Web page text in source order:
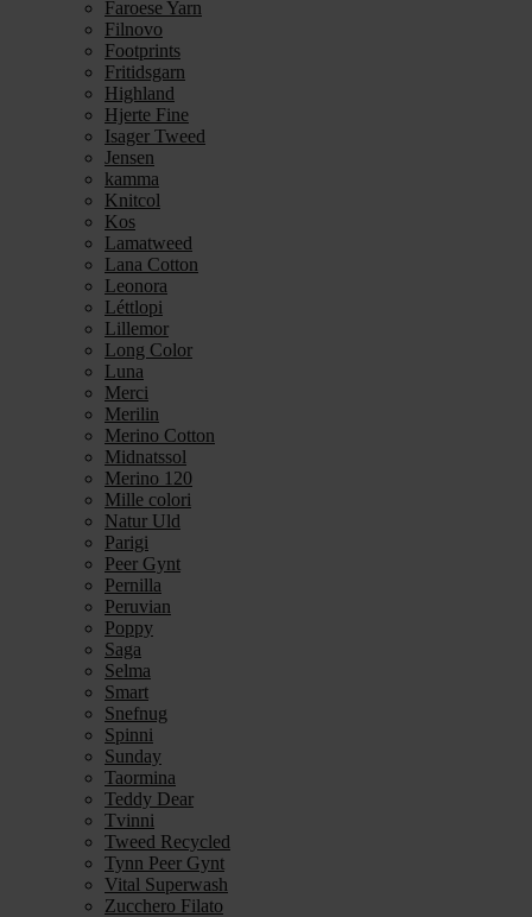
Faroese Yarn
Filnovo
Footprints
Fritidsgarn
Highland
Hjerte Fine
Isager Tweed
Jensen
kamma
Knitcol
Kos
Lamatweed
Lana Cotton
Leonora
Léttlopi
Lillemor
Long Color
Luna
Merci
Merilin
Merino Cotton
Midnatssol
Merino 120
Mille colori
Natur Uld
Parigi
Peer Gynt
Pernilla
Peruvian
Poppy
Saga
Selma
Smart
Snefnug
Spinni
Sunday
Taormina
Teddy Dear
Tvinni
Tweed Recycled
Tynn Peer Gynt
Vital Superwash
Zucchero Filato